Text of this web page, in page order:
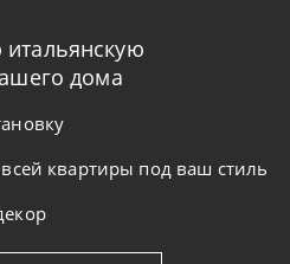
по запросу
дома
квартиры под ваш стиль